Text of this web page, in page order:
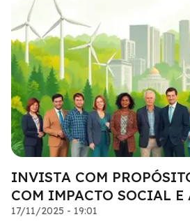
INVISTA COM
COM IMPACTO SOCIAL
17/11/2025 - 19:01